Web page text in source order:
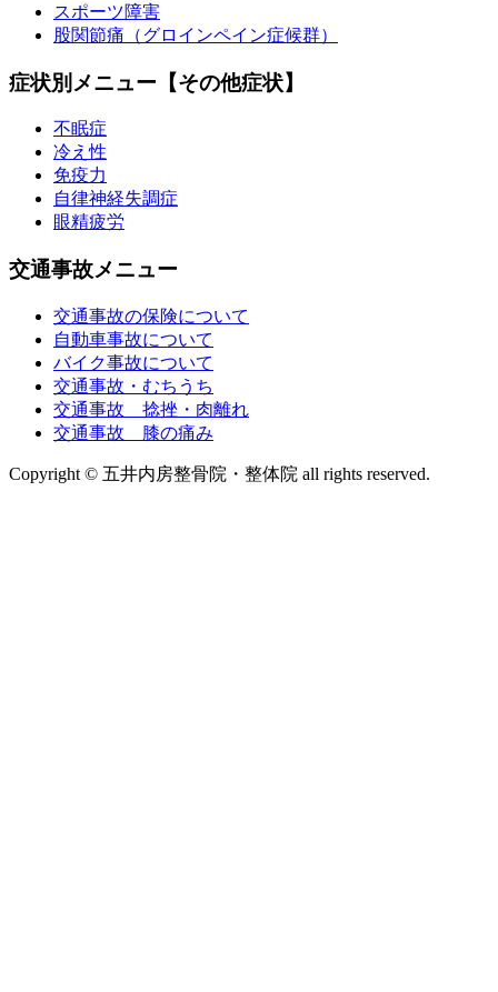
スポーツ障害
股関節痛（グロインペイン症候群）
症状別メニュー【その他症状】
不眠症
冷え性
免疫力
自律神経失調症
眼精疲労
交通事故メニュー
交通事故の保険について
自動車事故について
バイク事故について
交通事故・むちうち
交通事故 捻挫・肉離れ
交通事故 膝の痛み
Copyright © 五井内房整骨院・整体院 all rights reserved.